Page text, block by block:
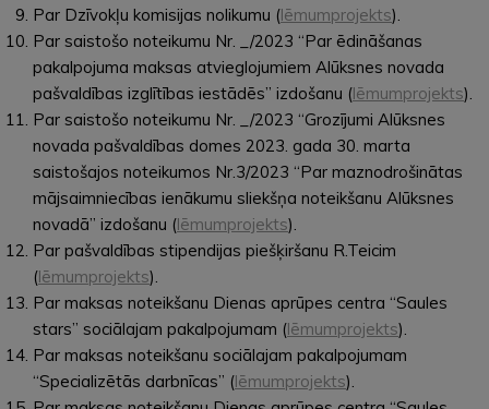
Par Dzīvokļu komisijas nolikumu (lēmumprojekts).
Par saistošo noteikumu Nr. _/2023 “Par ēdināšanas
pakalpojuma maksas atvieglojumiem Alūksnes novada
pašvaldības izglītības iestādēs” izdošanu (lēmumprojekts).
Par saistošo noteikumu Nr. _/2023 “Grozījumi Alūksnes
novada pašvaldības domes 2023. gada 30. marta
saistošajos noteikumos Nr.3/2023 “Par maznodrošinātas
mājsaimniecības ienākumu sliekšņa noteikšanu Alūksnes
novadā” izdošanu (lēmumprojekts).
Par pašvaldības stipendijas piešķiršanu R.Teicim
(lēmumprojekts).
Par maksas noteikšanu Dienas aprūpes centra “Saules
stars” sociālajam pakalpojumam (lēmumprojekts).
Par maksas noteikšanu sociālajam pakalpojumam
“Specializētās darbnīcas” (lēmumprojekts).